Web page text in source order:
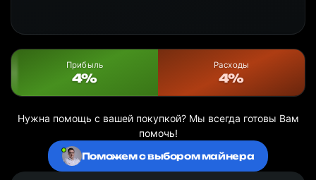
Прибыль
4%
Расходы
4%
Нужна помощь с вашей покупкой? Мы всегда готовы Вам
помочь!
Поможем с выбором майнера